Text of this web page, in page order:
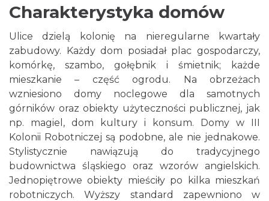
Charakterystyka domów
Ulice dzielą kolonię na nieregularne kwartały
zabudowy. Każdy dom posiadał plac gospodarczy,
komórkę, szambo, gołębnik i śmietnik; każde
mieszkanie – część ogrodu. Na obrzeżach
wzniesiono domy noclegowe dla samotnych
górników oraz obiekty użyteczności publicznej, jak
np. magiel, dom kultury i konsum. Domy w III
Kolonii Robotniczej są podobne, ale nie jednakowe.
Stylistycznie nawiązują do tradycyjnego
budownictwa śląskiego oraz wzorów angielskich.
Jednopiętrowe obiekty mieściły po kilka mieszkań
robotniczych. Wyższy standard zapewniono w